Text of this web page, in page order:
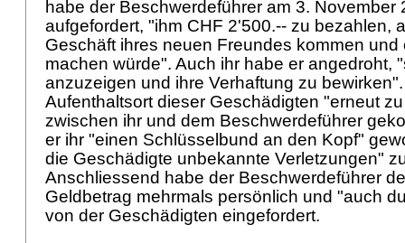
habe der Beschwerdeführer am 3. November
aufgefordert, "ihm CHF 2'500.-- zu bezahlen,
Geschäft ihres neuen Freundes kommen und
machen würde". Auch ihr habe er angedroht,
anzuzeigen und ihre Verhaftung zu
Aufenthaltsort dieser Geschädigten "erneut
zwischen ihr und dem Beschwerdeführer
er ihr "einen Schlüsselbund an den Kopf"
die Geschädigte unbekannte Verletzungen"
Anschliessend habe der Beschwerdeführer
Geldbetrag mehrmals persönlich und "auch
von der Geschädigten eingefordert.